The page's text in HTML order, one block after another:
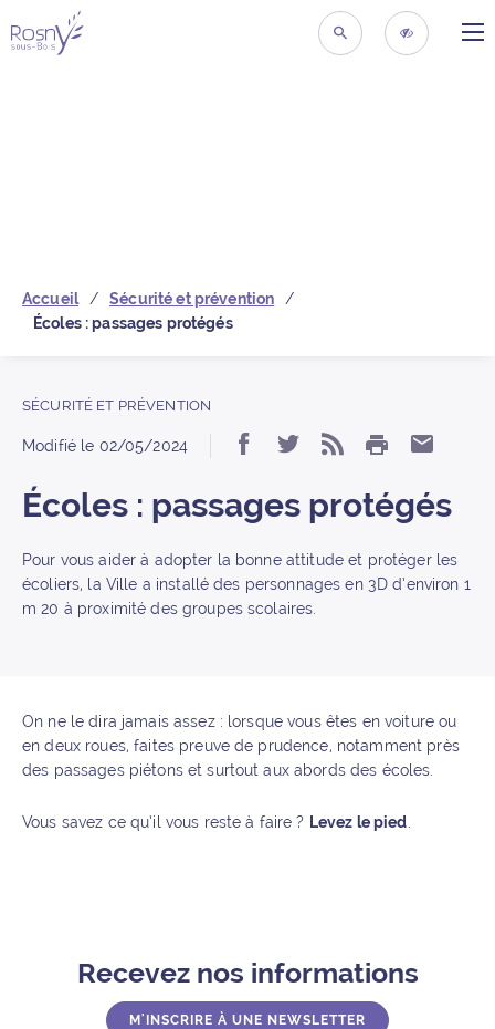
Retour à la pageRECHERCHER
Accueil
Sécurité et prévention
Écoles : passages protégés
SÉCURITÉ ET PRÉVENTION
Modifié le 02/05/2024 Partager « Écoles :
Partager «
S’abonner
IMPRIMER
Écoles : passages protégés
Pour vous aider à adopter la bonne attitude et protéger les
écoliers, la Ville a installé des personnages en 3D d’environ 1
m 20 à proximité des groupes scolaires.
On ne le dira jamais assez : lorsque vous êtes en voiture ou
en deux roues, faites preuve de prudence, notamment près
des passages piétons et surtout aux abords des écoles.
Vous savez ce qu’il vous reste à faire ? Levez le pied
Recevez nos informations
M'INSCRIRE À UNE NEWSLETTER